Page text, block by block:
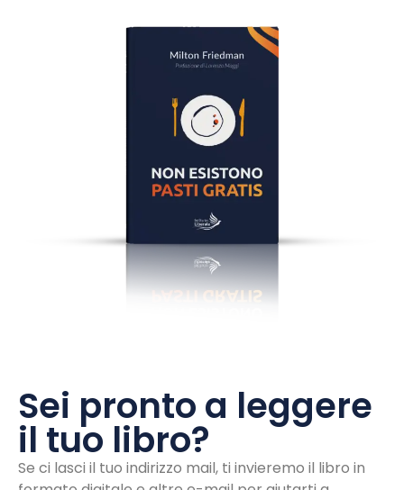
Sei pronto a leggere
il tuo libro?
Se ci lasci il tuo indirizzo mail, ti invieremo il libro in